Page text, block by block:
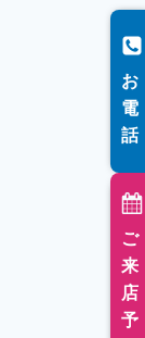
お
電
話
ご
来
店
予